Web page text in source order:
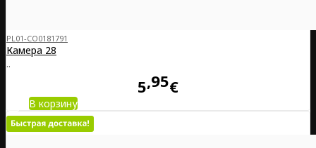
PL01-CO0181791
Камера 28
..
5 95€
В корзину